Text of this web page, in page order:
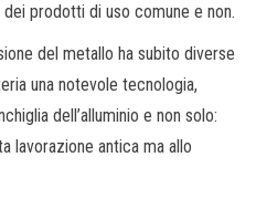
prodotti di uso comune e non.
del metallo ha subito diverse
una notevole tecnologia,
dell’alluminio e non solo:
lavorazione antica ma allo